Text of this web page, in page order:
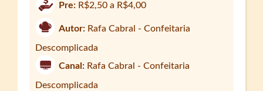
Pre: R$2,50 a R$4,00
Autor: Rafa Cabral - Confeitaria
Descomplicada
Canal: Rafa Cabral - Confeitaria
Descomplicada